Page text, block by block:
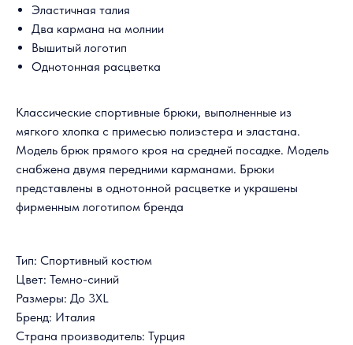
Эластичная талия
Два кармана на молнии
Вышитый логотип
Однотонная расцветка
Классические спортивные брюки, выполненные из
мягкого хлопка с примесью полиэстера и эластана.
Модель брюк прямого кроя на средней посадке. Модель
снабжена двумя передними карманами. Брюки
представлены в однотонной расцветке и украшены
фирменным логотипом бренда
Тип: Спортивный костюм
Цвет: Темно-синий
Размеры: До 3XL
Бренд: Италия
Страна производитель: Турция